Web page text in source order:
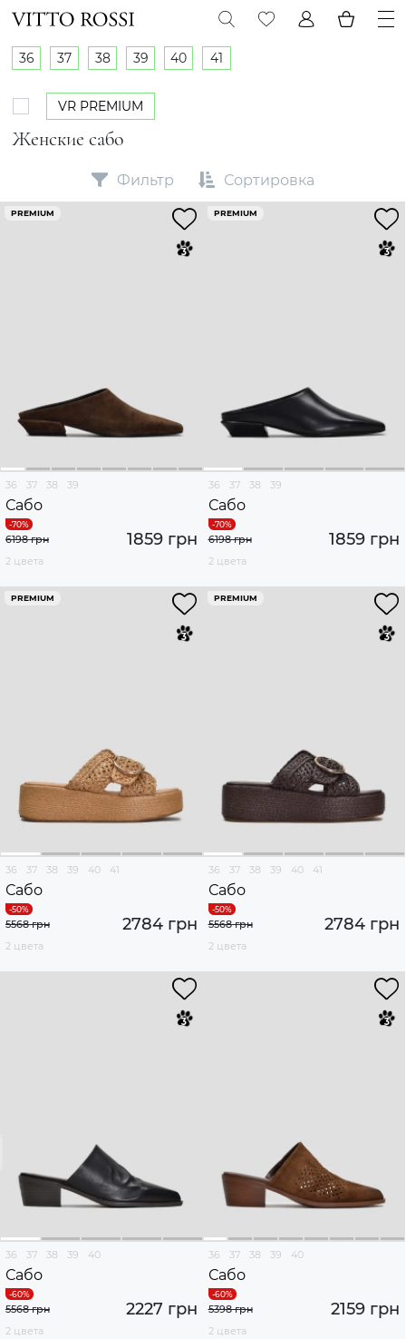
Женские сабо
36 37 38 39 40 41
VR PREMIUM
Фильтр Сортировка
PREMIUM
36 37 38 39
Сабо
1859 грн
6198 грн
2 цвета
PREMIUM
36 37 38 39
Сабо
1859 грн
6198 грн
2 цвета
PREMIUM
36 37 38 39 40 41
Сабо
2784 грн
5568 грн
2 цвета
PREMIUM
36 37 38 39 40 41
Сабо
2784 грн
5568 грн
2 цвета
36 37 38 39 40
Сабо
2227 грн
5568 грн
2 цвета
36 37 38 39 40
Сабо
2159 грн
5398 грн
2 цвета